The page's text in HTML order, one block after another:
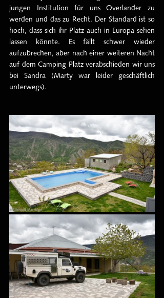
jungen Institution für uns Overlander zu
werden und das zu Recht. Der Standard ist so
hoch, dass sich ihr Platz auch in Europa sehen
lassen könnte. Es fällt schwer wieder
aufzubrechen, aber nach einer weiteren Nacht
auf dem Camping Platz verabschieden wir uns
bei Sandra (Marty war leider geschäftlich
unterwegs).